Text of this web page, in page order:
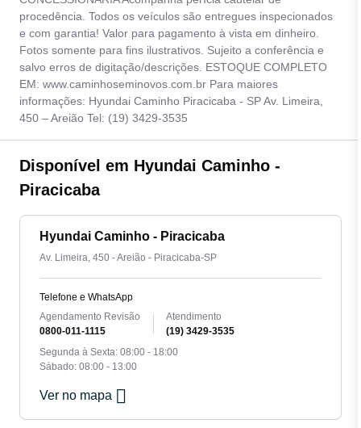
procedência. Todos os veículos são entregues inspecionados
e com garantia! Valor para pagamento à vista em dinheiro.
Fotos somente para fins ilustrativos. Sujeito a conferência e
salvo erros de digitação/descrições. ESTOQUE COMPLETO
EM: www.caminhoseminovos.com.br Para maiores
informações: Hyundai Caminho Piracicaba - SP Av. Limeira,
450 – Areião Tel: (19) 3429-3535
Disponível em Hyundai Caminho -
Piracicaba
Hyundai Caminho - Piracicaba
Av. Limeira, 450 - Areião - Piracicaba-SP
Telefone e WhatsApp
Agendamento Revisão
0800-011-1115
Atendimento
(19) 3429-3535
Segunda à Sexta: 08:00 - 18:00
Sábado: 08:00 - 13:00
Ver no mapa